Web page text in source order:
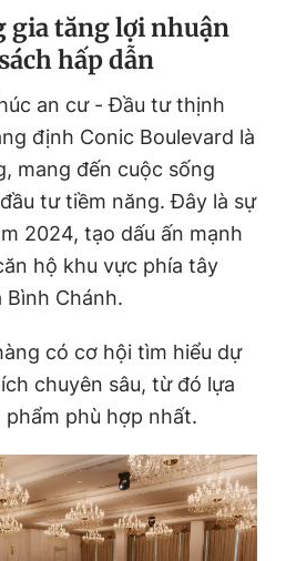
Bạn cần biết
Liên hệ quảng cáo
thoại
0908 780 404
RSS Tòa soạn Chính sách bảo
gia tăng lợi nhuận
hấp dẫn
an cư - Đầu tư thịnh
định Conic Boulevard là
mang đến cuộc sống
tư tiềm năng. Đây là sự
2024, tạo dấu ấn mạnh
hộ khu vực phía tây
Bình Chánh.
có cơ hội tìm hiểu dự
chuyên sâu, từ đó lựa
phẩm phù hợp nhất.